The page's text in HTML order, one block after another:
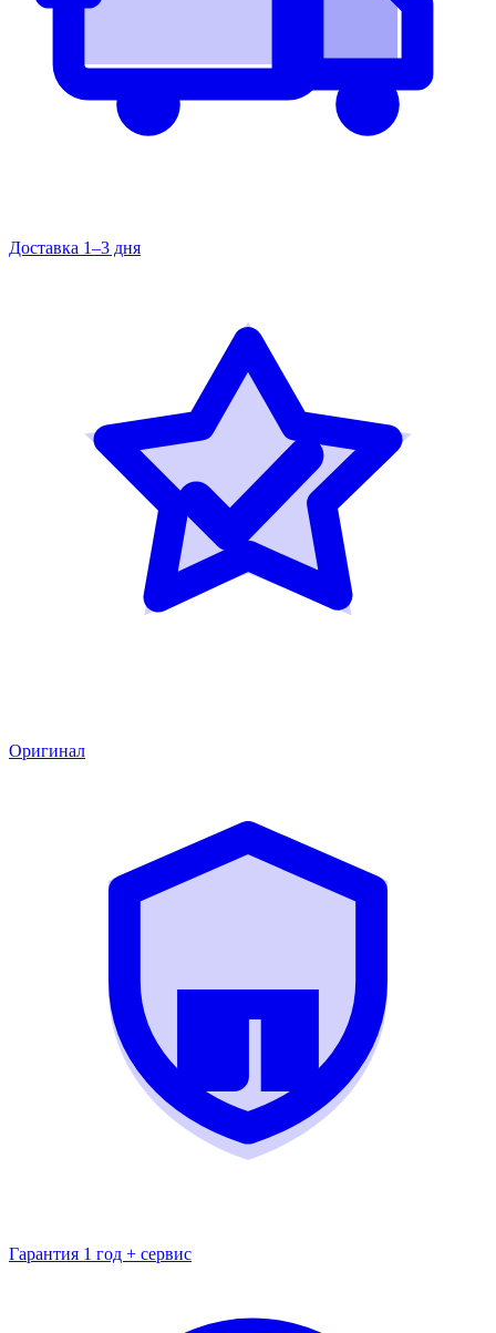
Доставка 1–3 дня
Оригинал
Гарантия 1 год + сервис